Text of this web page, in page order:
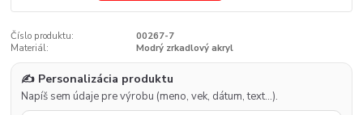
Číslo produktu:
00267-7
Materiál:
Modrý zrkadlový akryl
✍️ Personalizácia produktu
Napíš sem údaje pre výrobu (meno, vek, dátum, text…).